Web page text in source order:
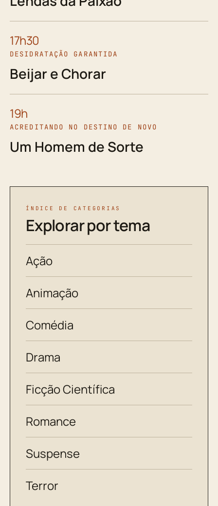
17h30
DESIDRATAÇÃO GARANTIDA
Beijar e Chorar
19h
ACREDITANDO NO DESTINO DE NOVO
Um Homem de Sorte
ÍNDICE DE CATEGORIAS
Explorar por tema
Ação
Animação
Comédia
Drama
Ficção Científica
Romance
Suspense
Terror